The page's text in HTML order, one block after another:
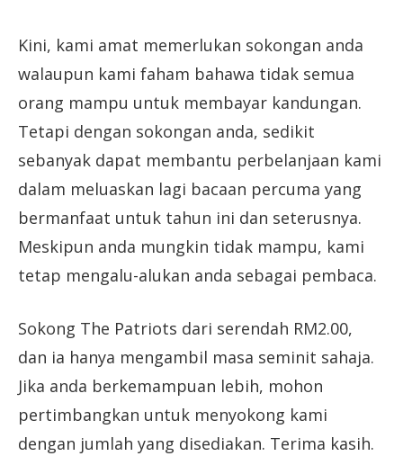
Kini, kami amat memerlukan sokongan anda
walaupun kami faham bahawa tidak semua
orang mampu untuk membayar kandungan.
Tetapi dengan sokongan anda, sedikit
sebanyak dapat membantu perbelanjaan kami
dalam meluaskan lagi bacaan percuma yang
bermanfaat untuk tahun ini dan seterusnya.
Meskipun anda mungkin tidak mampu, kami
tetap mengalu-alukan anda sebagai pembaca.
Sokong The Patriots dari serendah RM2.00,
dan ia hanya mengambil masa seminit sahaja.
Jika anda berkemampuan lebih, mohon
pertimbangkan untuk menyokong kami
dengan jumlah yang disediakan. Terima kasih.